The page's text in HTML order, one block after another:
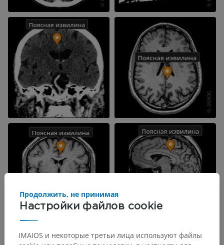
Настройки файлов cookie
Продолжить, не принимая
IMAIOS и некоторые третьи лица используют файлы